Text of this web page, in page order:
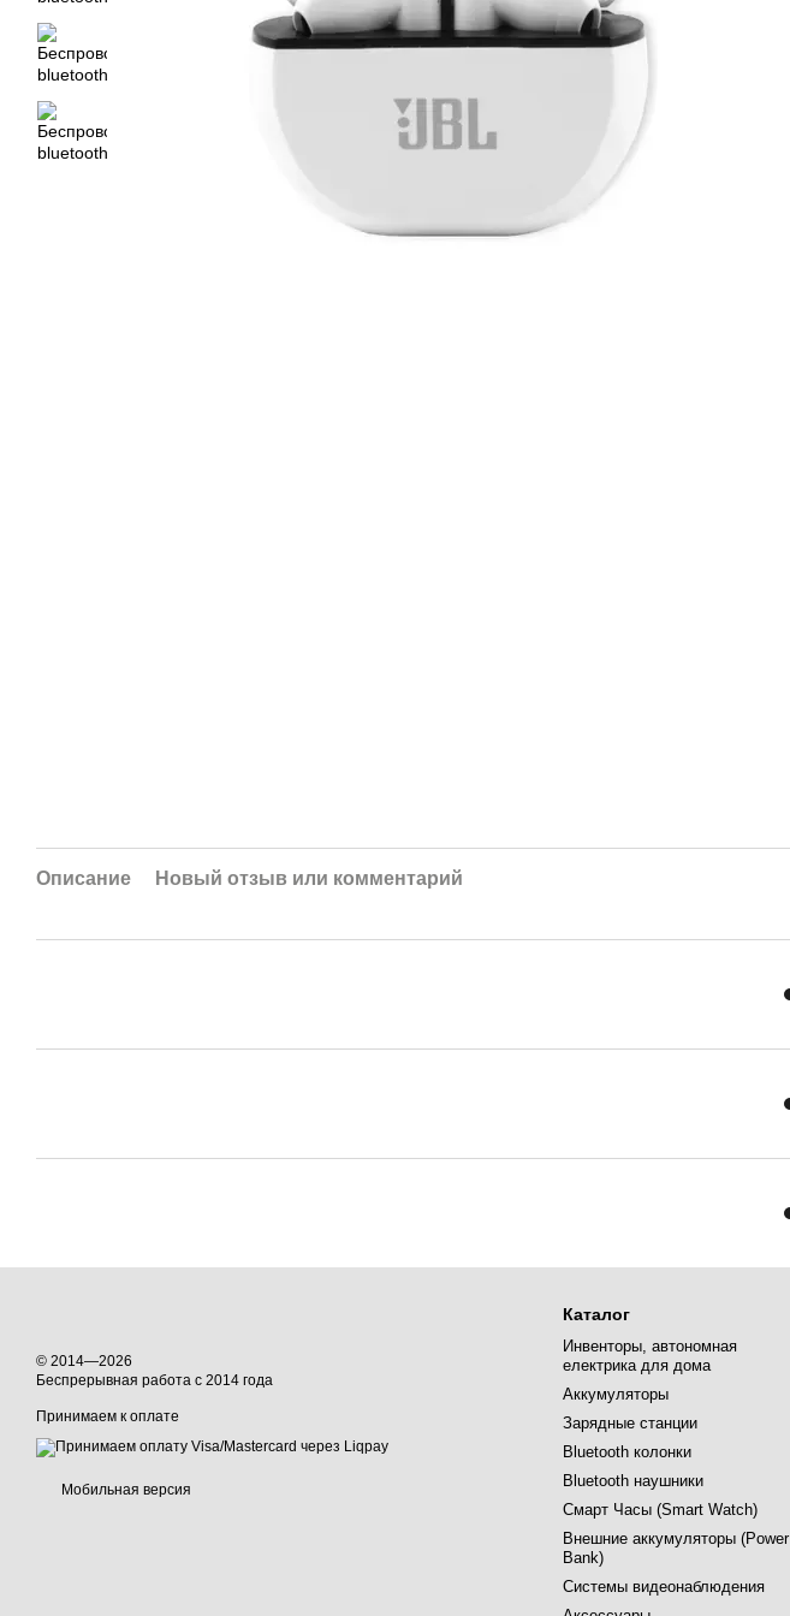
Описание Новый отзыв или комментарий
© 2014—2026
Беспрерывная работа с 2014 года
Принимаем к оплате
Мобильная версия
Каталог
Инвенторы, автономная
електрика для дома
Аккумуляторы
Зарядные станции
Bluetooth колонки
Bluetooth наушники
Смарт Часы (Smart Watch)
Внешние аккумуляторы (Power
Bank)
Системы видеонаблюдения